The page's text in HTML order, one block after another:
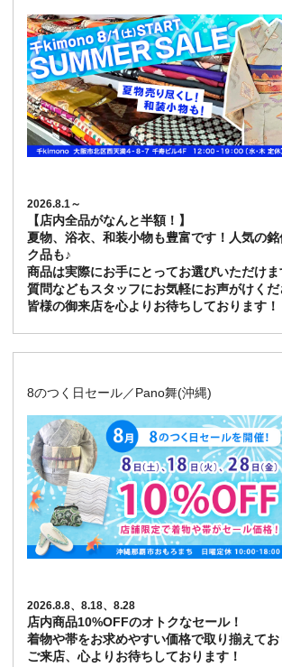
2026.8.1～
【店内全品がなんと半額！】
夏物、浴衣、和装小物も豊富です！人気の
ク品も♪
商品は実際にお手にとってお選びいただけま
質問などもスタッフにお気軽にお声がけくだ
皆様の御来店を心よりお待ちしております！
8のつく日セール／Pano舞(沖縄)
2026.8.8、8.18、8.28
店内商品10%OFFのオトクなセール！
着物や帯をお求めやすい価格で取り揃えてお
ご来店、心よりお待ちしております！